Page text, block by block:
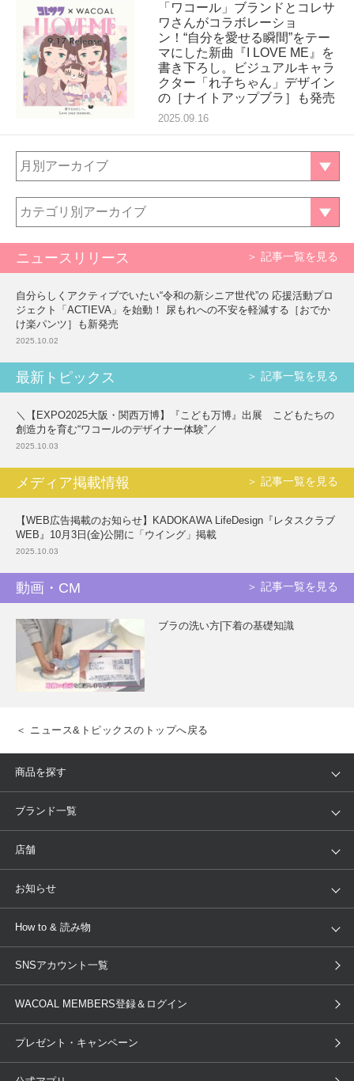
「ワコール」ブランドとコレサ
ワさんがコラボレーショ
ン！“自分を愛せる瞬間”をテー
マにした新曲『I LOVE ME』を
書き下ろし。ビジュアルキャラ
クター「れ子ちゃん」デザイン
の［ナイトアップブラ］も発売
2025.09.16
月別アーカイブ
カテゴリ別アーカイブ
ニュースリリース ＞ 記事一覧を見る
自分らしくアクティブでいたい“令和の新シニア世代”の 応援活動プロ
ジェクト「ACTIEVA」を始動！ 尿もれへの不安を軽減する［おでか
け楽パンツ］も新発売
2025.10.02
最新トピックス ＞ 記事一覧を見る
＼【EXPO2025大阪・関西万博】『こども万博』出展 こどもたちの
創造力を育む“ワコールのデザイナー体験”／
2025.10.03
メディア掲載情報 ＞ 記事一覧を見る
【WEB広告掲載のお知らせ】KADOKAWA LifeDesign『レタスクラブ
WEB』10月3日(金)公開に「ウイング」掲載
2025.10.03
動画・CM ＞ 記事一覧を見る
ブラの洗い方|下着の基礎知識
＜ ニュース&トピックスのトップへ戻る
商品を探す
アイテム
トピックス
ブランド一覧
WACOAL
AMPHI une nana cool
OUR WACOAL
WACOAL Remamma
Licensed Brands
店舗
店舗を探す
ブラ無料診断
3Dボディスキャン
お知らせ
新着情報
商品回収
ニュース＆トピックス
How to & 読み物
下着の基礎知識
ブラパン ワコールスタイル
SNSアカウント一覧
WACOAL MEMBERS登録＆ログイン
プレゼント・キャンペーン